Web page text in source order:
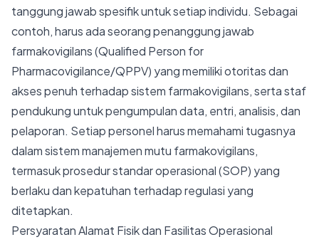
tanggung jawab spesifik untuk setiap individu. Sebagai
contoh, harus ada seorang penanggung jawab
farmakovigilans (Qualified Person for
Pharmacovigilance/QPPV) yang memiliki otoritas dan
akses penuh terhadap sistem farmakovigilans, serta staf
pendukung untuk pengumpulan data, entri, analisis, dan
pelaporan. Setiap personel harus memahami tugasnya
dalam sistem manajemen mutu farmakovigilans,
termasuk prosedur standar operasional (SOP) yang
berlaku dan kepatuhan terhadap regulasi yang
ditetapkan.
Persyaratan Alamat Fisik dan Fasilitas Operasional